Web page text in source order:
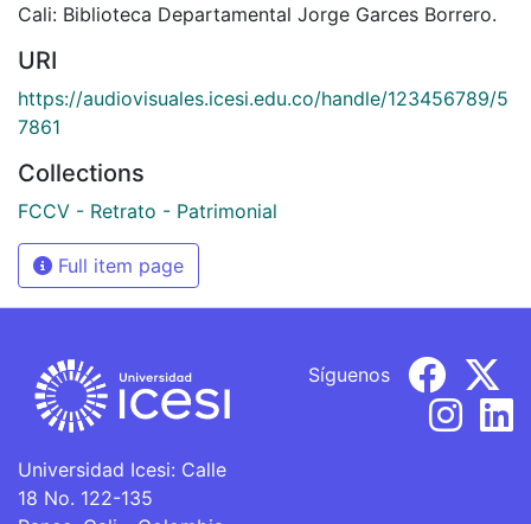
Cali: Biblioteca Departamental Jorge Garces Borrero.
URI
https://audiovisuales.icesi.edu.co/handle/123456789/5
7861
Collections
FCCV - Retrato - Patrimonial
Full item page
Universidad Icesi: Calle
18 No. 122-135
Síguenos